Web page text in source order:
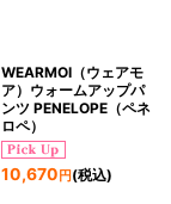
WEARMOI（ウェアモ
ア）ウォームアップパ
ンツ PENELOPE（ペネ
ロペ）
10,670 円(税込)